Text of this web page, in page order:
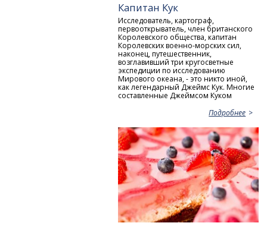
Капитан Кук
Исследователь, картограф,
первооткрыватель, член британского
Королевского общества, капитан
Королевских военно-морских сил,
наконец, путешественник,
возглавивший три кругосветные
экспедиции по исследованию
Мирового океана, - это никто иной,
как легендарный Джеймс Кук. Многие
составленные Джеймсом Куком
Подробнее